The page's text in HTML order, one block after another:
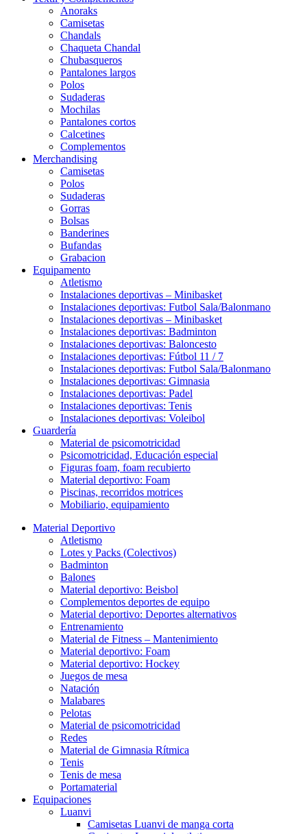
Anoraks
Camisetas
Chandals
Chaqueta Chandal
Chubasqueros
Pantalones largos
Polos
Sudaderas
Mochilas
Pantalones cortos
Calcetines
Complementos
Merchandising
Camisetas
Polos
Sudaderas
Gorras
Bolsas
Banderines
Bufandas
Grabacion
Equipamento
Atletismo
Instalaciones deportivas – Minibasket
Instalaciones deportivas: Futbol Sala/Balonmano
Instalaciones deportivas – Minibasket
Instalaciones deportivas: Badminton
Instalaciones deportivas: Baloncesto
Instalaciones deportivas: Fútbol 11 / 7
Instalaciones deportivas: Futbol Sala/Balonmano
Instalaciones deportivas: Gimnasia
Instalaciones deportivas: Padel
Instalaciones deportivas: Tenis
Instalaciones deportivas: Voleibol
Guardería
Material de psicomotricidad
Psicomotricidad, Educación especial
Figuras foam, foam recubierto
Material deportivo: Foam
Piscinas, recorridos motrices
Mobiliario, equipamiento
Material Deportivo
Atletismo
Lotes y Packs (Colectivos)
Badminton
Balones
Material deportivo: Beisbol
Complementos deportes de equipo
Material deportivo: Deportes alternativos
Entrenamiento
Material de Fitness – Mantenimiento
Material deportivo: Foam
Material deportivo: Hockey
Juegos de mesa
Natación
Malabares
Pelotas
Material de psicomotricidad
Redes
Material de Gimnasia Rítmica
Tenis
Tenis de mesa
Portamaterial
Equipaciones
Luanvi
Camisetas Luanvi de manga corta